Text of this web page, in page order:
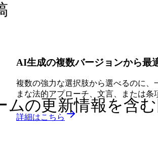
AI生成の複数バージョンから最
複数の強力な選択肢から選べるのに
まな法的アプローチ、文言、または
詳細はこちら
ムの更新情報を含